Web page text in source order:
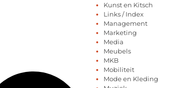
Kunst en Kitsch
Links / Index
Management
Marketing
Media
Meubels
MKB
Mobiliteit
Mode en Kleding